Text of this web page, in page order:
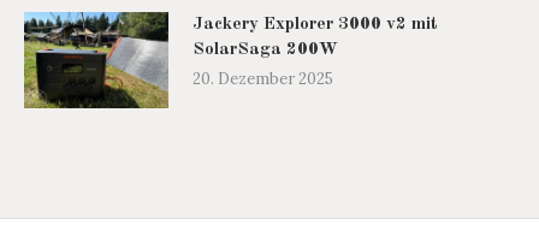
Jackery Explorer 3000 v2 mit
SolarSaga 200W
20. Dezember 2025